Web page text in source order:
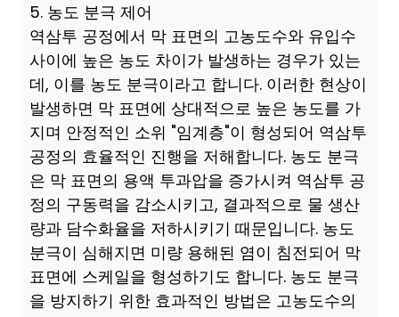
5. 농도 분극 제어
역삼투 공정에서 막 표면의 고농도수와 유입수
사이에 높은 농도 차이가 발생하는 경우가 있는
데, 이를 농도 분극이라고 합니다. 이러한 현상이
발생하면 막 표면에 상대적으로 높은 농도를 가
지며 안정적인 소위 "임계층"이 형성되어 역삼투
공정의 효율적인 진행을 저해합니다. 농도 분극
은 막 표면의 용액 투과압을 증가시켜 역삼투 공
정의 구동력을 감소시키고, 결과적으로 물 생산
량과 담수화율을 저하시키기 때문입니다. 농도
분극이 심해지면 미량 용해된 염이 침전되어 막
표면에 스케일을 형성하기도 합니다. 농도 분극
을 방지하기 위한 효과적인 방법은 고농도수의